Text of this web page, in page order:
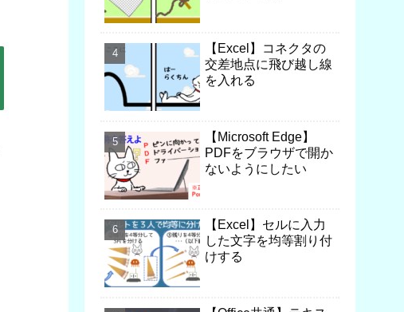
【Excel】コネクタの
交差地点に飛び越し線
を入れる
【Microsoft Edge】
PDFをブラウザで開か
ないようにしたい
【Excel】セルに入力
した文字を均等割り付
けする